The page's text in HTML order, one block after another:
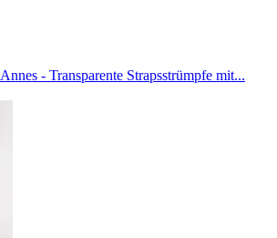
Annes - Transparente Strapsstrümpfe mit...